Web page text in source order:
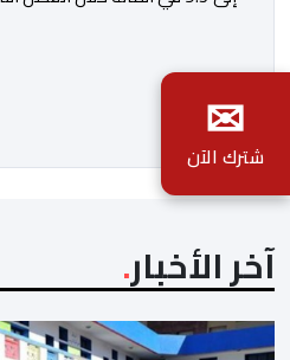
تفاصيل التقرير الأخير للمندوبية
الشغل، يتعين التذكير بأن هذه
احتساب البطالة، معتمدة جيلا
آخر الأخبار
✉
شترك الآن